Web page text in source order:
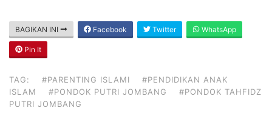
BAGIKAN INI Facebook Twitter WhatsApp
Pin It
TAG: #PARENTING ISLAMI
#PENDIDIKAN ANAK
ISLAM
#PONDOK PUTRI JOMBANG
#PONDOK TAHFIDZ
PUTRI JOMBANG